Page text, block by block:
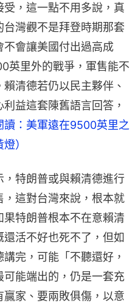
，這一點不用多說，真
灣觀不是拜登時期那套
不會讓美國付出過高成
英里外的戰爭，軍售能不
清德若仍以民主夥伴、
益這套陳舊語言回答，
讀：美軍遠在9500英里之
）
特朗普或與賴清德進行
，這對台灣來說，根本就
特朗普根本不在意賴清
活不好也死不了，但如
完，可能「不聽還好，
能端出的，仍是一套充
家、要兩敗俱傷，以意